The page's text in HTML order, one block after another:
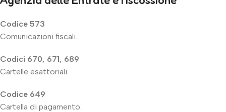
Codice 573
Comunicazioni fiscali.
Codici 670, 671, 689
Cartelle esattoriali.
Codice 649
Cartella di pagamento.